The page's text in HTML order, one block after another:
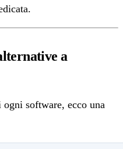
a
software, ecco una